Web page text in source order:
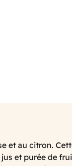
et au citron.
et purée de